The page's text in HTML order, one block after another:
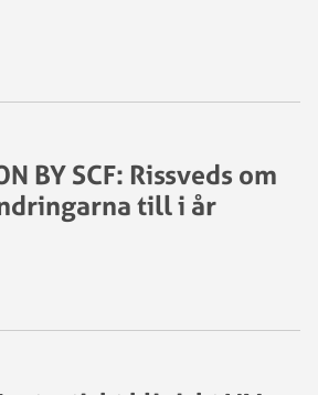
BY SCF: Rissveds om
till i år